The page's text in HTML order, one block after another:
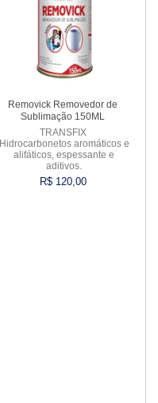
Removick Removedor de
Sublimação 150ML
TRANSFIX
Hidrocarbonetos aromáticos e
alifáticos, espessante e
aditivos.
R$ 120,00